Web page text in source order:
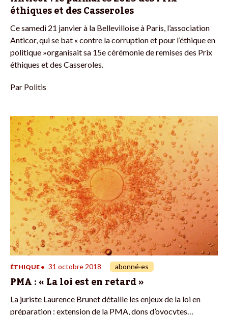
éthiques et des Casseroles
Ce samedi 21 janvier à la Bellevilloise à Paris, l’association
Anticor, qui se bat « contre la corruption et pour l’éthique en
politique »organisait sa 15e cérémonie de remises des Prix
éthiques et des Casseroles.
Par Politis
ÉTHIQUE • 31 octobre 2018 abonné·es
PMA : « La loi est en retard »
La juriste Laurence Brunet détaille les enjeux de la loi en
préparation : extension de la PMA, dons d’ovocytes…